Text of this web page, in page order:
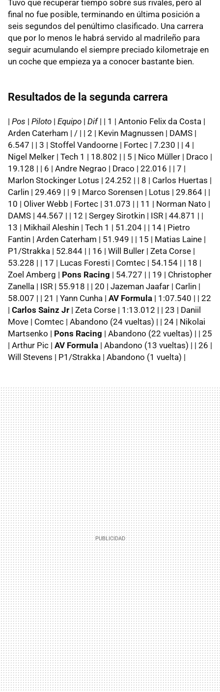
Tuvo que recuperar tiempo sobre sus rivales, pero al
final no fue posible, terminando en última posición a
seis segundos del penúltimo clasificado. Una carrera
que por lo menos le habrá servido al madrileño para
seguir acumulando el siempre preciado kilometraje en
un coche que empieza ya a conocer bastante bien.
Resultados de la segunda carrera
| Pos | Piloto | Equipo | Dif| | 1 | Antonio Felix da Costa |
Arden Caterham | / | | 2 | Kevin Magnussen | DAMS |
6.547 | | 3 | Stoffel Vandoorne | Fortec | 7.230 | | 4 |
Nigel Melker | Tech 1 | 18.802 | | 5 | Nico Müller | Draco |
19.128 | | 6 | Andre Negrao | Draco | 22.016 | | 7 |
Marlon Stockinger Lotus | 24.252 | | 8 | Carlos Huertas |
Carlin | 29.469 | | 9 | Marco Sorensen | Lotus | 29.864 | |
10 | Oliver Webb | Fortec | 31.073 | | 11 | Norman Nato |
DAMS | 44.567 | | 12 | Sergey Sirotkin | ISR | 44.871 | |
13 | Mikhail Aleshin | Tech 1 | 51.204 | | 14 | Pietro
Fantin | Arden Caterham | 51.949 | | 15 | Matias Laine |
P1/Strakka | 52.844 | | 16 | Will Buller | Zeta Corse |
53.228 | | 17 | Lucas Foresti | Comtec | 54.154 | | 18 |
Zoel Amberg | Pons Racing | 54.727 | | 19 | Christopher
Zanella | ISR | 55.918 | | 20 | Jazeman Jaafar | Carlin |
58.007 | | 21 | Yann Cunha | AV Formula | 1:07.540 | | 22
| Carlos Sainz Jr | Zeta Corse | 1:13.012 | | 23 | Daniil
Move | Comtec | Abandono (24 vueltas) | | 24 | Nikolai
Martsenko | Pons Racing | Abandono (22 vueltas) | | 25
| Arthur Pic | AV Formula | Abandono (13 vueltas) | | 26 |
Will Stevens | P1/Strakka | Abandono (1 vuelta) |